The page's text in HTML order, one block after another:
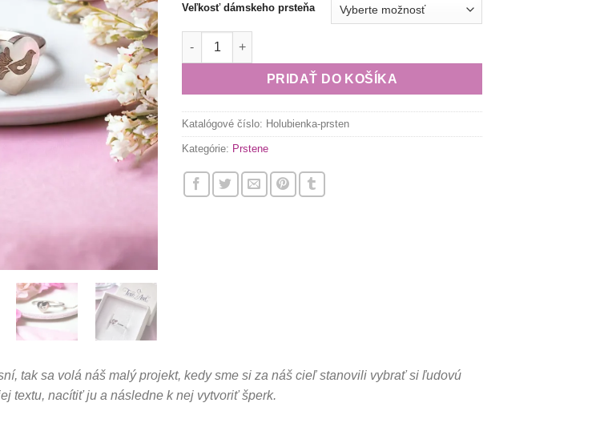
Veľkosť dámskeho prsteňa
množstvo Holubienka | Romantický Matyó prstienok
PRIDAŤ DO KOŠÍKA
Katalógové číslo: Holubienka-prsten
Kategórie: Prstene
tak sa volá náš malý projekt, kedy sme si za náš cieľ stanovili vybrať si ľudovú
textu, nacítiť ju a následne k nej vytvoriť šperk.